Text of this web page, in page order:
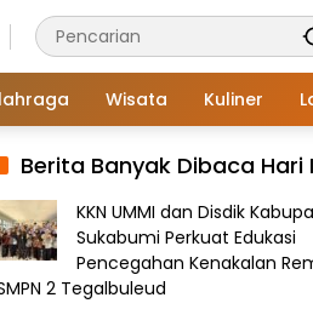
Wisata Kuliner
Berita Banyak Dibaca Hari
KKN UMMI dan Disdik
Sukabumi Perkuat Edukasi
Pencegahan Kenakalan
2 Tegalbuleud